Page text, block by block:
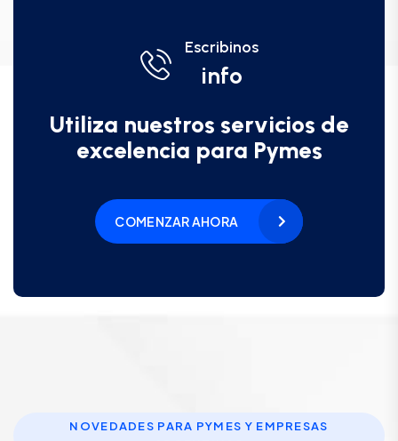
Escribinos
info
Utiliza nuestros servicios de
excelencia para Pymes
COMENZAR AHORA
NOVEDADES PARA PYMES Y EMPRESAS